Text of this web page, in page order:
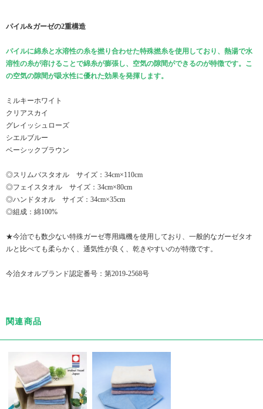
パイル&ガーゼの2重構造
パイルに綿糸と水溶性の糸を撚り合わせた特殊撚糸を使用しており、熱湯で水
溶性の糸が溶けることで綿糸が膨張し、空気の隙間ができるのが特徴です。こ
の空気の隙間が吸水性に優れた効果を発揮します。
ミルキーホワイト
クリアスカイ
グレイッシュローズ
シエルブルー
ベーシックブラウン
◎スリムバスタオル サイズ：34cm×110cm
◎フェイスタオル サイズ：34cm×80cm
◎ハンドタオル サイズ：34cm×35cm
◎組成：綿100%
★今治でも数少ない特殊ガーゼ専用織機を使用しており、一般的なガーゼタオ
ルと比べても柔らかく、通気性が良く、乾きやすいのが特徴です。
今治タオルブランド認定番号：第2019-2568号
関連商品